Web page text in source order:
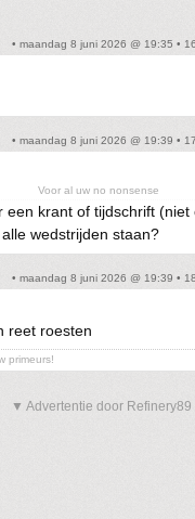
• maandag 8 juni 2026 @ 19:35 • 16
• maandag 8 juni 2026 @ 19:39 • 17
Voor al uw no nonsense
een krant of tijdschrift (niet
wedstrijden staan?
• maandag 8 juni 2026 @ 19:39 • 18
reet roesten
primeurs!
▼ Advertentie door Refinery89